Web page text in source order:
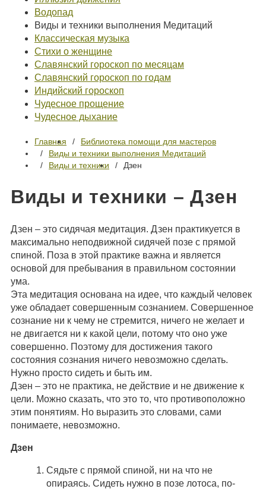
Водопад
Виды и техники выполнения Медитаций
Классическая музыка
Стихи о женщине
Славянский гороскоп по месяцам
Славянский гороскоп по годам
Индийский гороскоп
Чудесное прощение
Чудесное дыхание
Главная
Библиотека помощи для мастеров
Виды и техники выполнения Медитаций
Виды и техники
Дзен
Виды и техники – Дзен
Дзен – это сидячая медитация. Дзен практикуется в
максимально неподвижной сидячей позе с прямой
спиной. Поза в этой практике важна и является
основой для пребывания в правильном состоянии
ума.
Эта медитация основана на идее, что каждый человек
уже обладает совершенным сознанием. Совершенное
сознание ни к чему не стремится, ничего не желает и
не двигается ни к какой цели, потому что оно уже
совершенно. Поэтому для достижения такого
состояния сознания ничего невозможно сделать.
Нужно просто сидеть и быть им.
Дзен – это не практика, не действие и не движение к
цели. Можно сказать, что это то, что противоположно
этим понятиям. Но выразить это словами, сами
понимаете, невозможно.
Дзен
Сядьте с прямой спиной, ни на что не
опираясь. Сидеть нужно в позе лотоса, по-